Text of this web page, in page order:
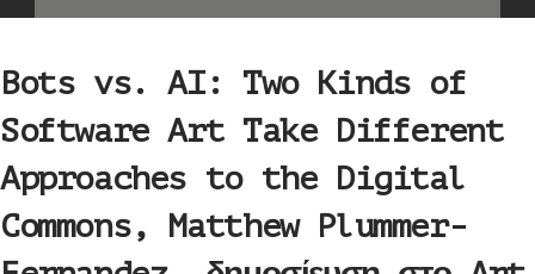
Bots vs. AI: Two Kinds of
Software Art Take Different
Approaches to the Digital
Commons, Matthew Plummer-